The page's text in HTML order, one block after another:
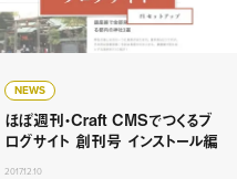
NEWS
ほぼ週刊・Craft CMSでつくるブ
ログサイト 創刊号 インストール編
2017.12.10